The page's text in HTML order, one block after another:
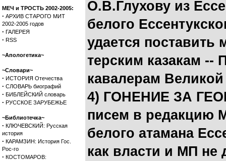
МЕЧ и ТРОСТЬ 2002-2005:
· АРХИВ СТАРОГО МИТ
2002-2005 годов
· ГАЛЕРЕЯ
· RSS
~Апологетика~
~Словари~
· ИСТОРИЯ Отечества
· СЛОВАРЬ биографий
· БИБЛЕЙСКИЙ словарь
· РУССКОЕ ЗАРУБЕЖЬЕ
~Библиотечка~
· КЛЮЧЕВСКИЙ: Русская
история
· КАРАМЗИН: История Гос.
Рос-го
· КОСТОМАРОВ:
О.В.Глухову из
белого
удается
терским казакам --
кавалерам
4) ГОНЕНИЕ ЗА
писем в редакцию
белого атамана
как власти и МП не